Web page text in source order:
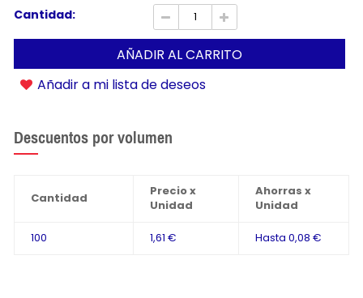
Cantidad:
AÑADIR AL CARRITO
Añadir a mi lista de deseos
Descuentos por volumen
Cantidad
Precio x
Unidad
Ahorras x
Unidad
100 1,61 € Hasta 0,08 €